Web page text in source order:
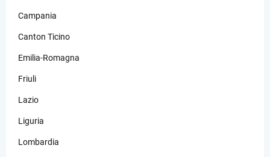
Campania
Canton Ticino
Emilia-Romagna
Friuli
Lazio
Liguria
Lombardia